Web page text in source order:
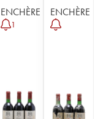
ENCHÈRE
1
ENCHÈRE